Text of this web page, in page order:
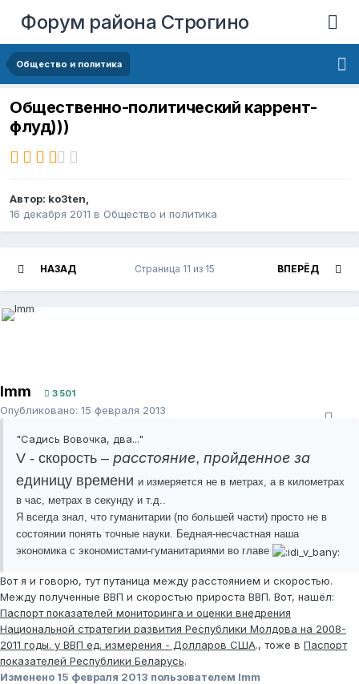
Форум района Строгино
Общество и политика
Общественно-политический каррент-
флуд)))
Автор: ko3ten,
16 декабря 2011 в Общество и политика
НАЗАД ВПЕРЁД
Страница 11 из 15
Imm 3 501
Опубликовано: 15 февраля 2013
"Садись Вовочка, два..."
V - скорость – расстояние, пройденное за
единицу времени и измеряется не в метрах, а в километрах
в час, метрах в секунду и т.д..
Я всегда знал, что гуманитарии (по большей части) просто не в
состоянии понять точные науки. Бедная-несчастная наша
экономика с экономистами-гуманитариями во главе
Вот я и говорю, тут путаница между расстоянием и скоростью.
Между полученные ВВП и скоростью прироста ВВП. Вот, нашёл:
Паспорт показателей мониторинга и оценки внедрения
Национальной стратегии развития Республики Молдова на 2008-
2011 годы. у ВВП ед. измерения - Долларов США., тоже в Паспорт
показателей Республики Беларусь.
Изменено 15 февраля 2013 пользователем Imm